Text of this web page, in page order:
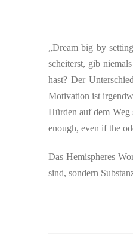
„Dream big by
scheiterst, gib
hast? Der
Motivation ist
Hürden auf dem
enough, even if the
Das Hemispheres
sind, sondern